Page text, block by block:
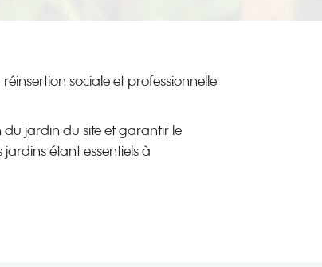
sociale et professionnelle
du jardin du site et garantir le
étant essentiels à